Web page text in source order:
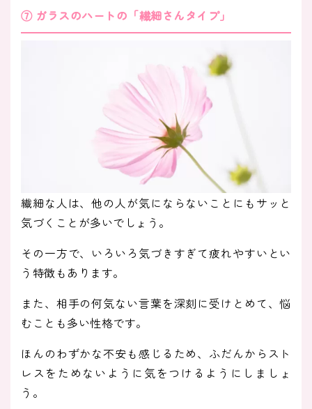
⑦ ガラスのハートの「繊細さんタイプ」
繊細な人は、他の人が気にならないことにもサッと
気づくことが多いでしょう。
その一方で、いろいろ気づきすぎて疲れやすいとい
う特徴もあります。
また、相手の何気ない言葉を深刻に受けとめて、悩
むことも多い性格です。
ほんのわずかな不安も感じるため、ふだんからスト
レスをためないように気をつけるようにしましょ
う。